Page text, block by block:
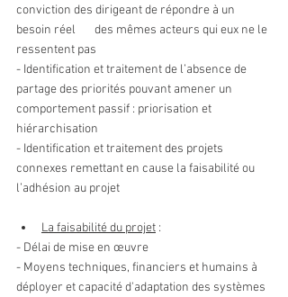
conviction des dirigeant de répondre à un
besoin réel       des mêmes acteurs qui eux ne le
ressentent pas
- Identification et traitement de l’absence de
partage des priorités pouvant amener un
comportement passif : priorisation et
hiérarchisation
- Identification et traitement des projets
connexes remettant en cause la faisabilité ou
l’adhésion au projet
La faisabilité du projet :
- Délai de mise en œuvre
- Moyens techniques, financiers et humains à
déployer et capacité d'adaptation des systèmes